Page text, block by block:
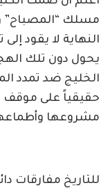
مسلك “المصباح”
النهاية لا يقود
يحول دون تلك
الخليج ضد تمدد
حقيقياً على موقف
مشروعها
للتاريخ مفارقات